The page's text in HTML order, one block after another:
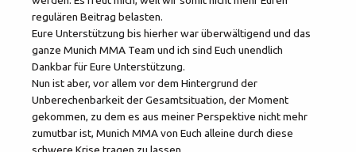
regulären Beitrag belasten.
Eure Unterstützung bis hierher war überwältigend und das
ganze Munich MMA Team und ich sind Euch unendlich
Dankbar für Eure Unterstützung.
Nun ist aber, vor allem vor dem Hintergrund der
Unberechenbarkeit der Gesamtsituation, der Moment
gekommen, zu dem es aus meiner Perspektive nicht mehr
zumutbar ist, Munich MMA von Euch alleine durch diese
schwere Krise tragen zu lassen.